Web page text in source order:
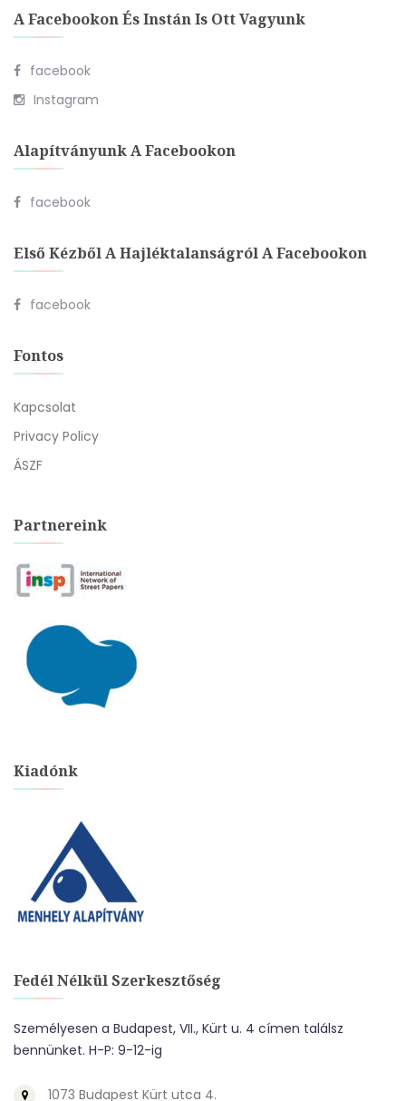
A Facebookon És Instán Is Ott Vagyunk
facebook
Instagram
Alapítványunk A Facebookon
facebook
Első Kézből A Hajléktalanságról A Facebookon
facebook
Fontos
Kapcsolat
Privacy Policy
ÁSZF
Partnereink
Kiadónk
Fedél Nélkül Szerkesztőség
Személyesen a Budapest, VII., Kürt u. 4 címen találsz
bennünket. H-P: 9-12-ig
1073 Budapest Kürt utca 4.